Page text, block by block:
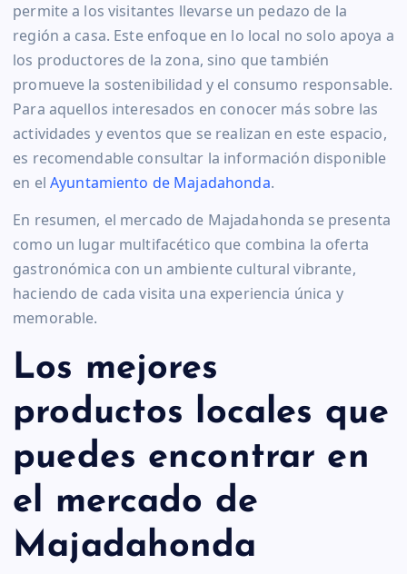
permite a los visitantes llevarse un pedazo de la
región a casa. Este enfoque en lo local no solo apoya a
los productores de la zona, sino que también
promueve la sostenibilidad y el consumo responsable.
Para aquellos interesados en conocer más sobre las
actividades y eventos que se realizan en este espacio,
es recomendable consultar la información disponible
en el Ayuntamiento de Majadahonda.
En resumen, el mercado de Majadahonda se presenta
como un lugar multifacético que combina la oferta
gastronómica con un ambiente cultural vibrante,
haciendo de cada visita una experiencia única y
memorable.
Los mejores
productos locales que
puedes encontrar en
el mercado de
Majadahonda